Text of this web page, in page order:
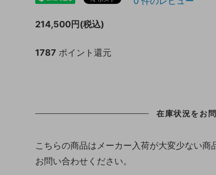
214,500円(税込)
1787 ポイント還元
在庫状況をお
こちらの商品はメーカー入荷が大変少ない
お問い合わせください。